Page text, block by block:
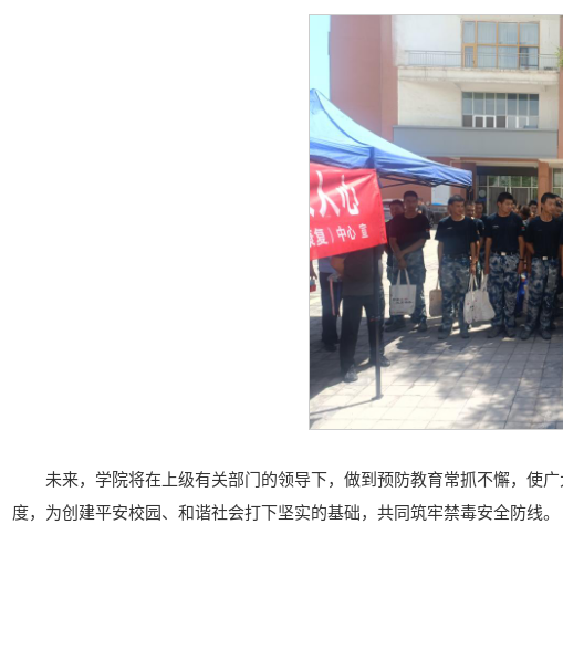
未来，学院将在上级有关部门的领导下，做到预防教育常抓不懈，使
度，为创建平安校园、和谐社会打下坚实的基础，共同筑牢禁毒安全防线。